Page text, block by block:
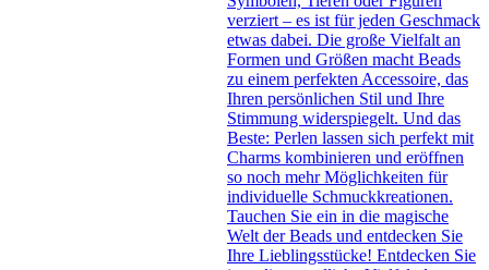
verziert – es ist für jeden Geschmack
etwas dabei. Die große Vielfalt an
Formen und Größen macht Beads
zu einem perfekten Accessoire, das
Ihren persönlichen Stil und Ihre
Stimmung widerspiegelt. Und das
Beste: Perlen lassen sich perfekt mit
Charms kombinieren und eröffnen
so noch mehr Möglichkeiten für
individuelle Schmuckkreationen.
Tauchen Sie ein in die magische
Welt der Beads und entdecken Sie
Ihre Lieblingsstücke! Entdecken Sie